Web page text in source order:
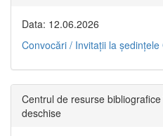
Data: 12.06.2026
Convocări / Invitaţii la şedinţele
Centrul de resurse
deschise